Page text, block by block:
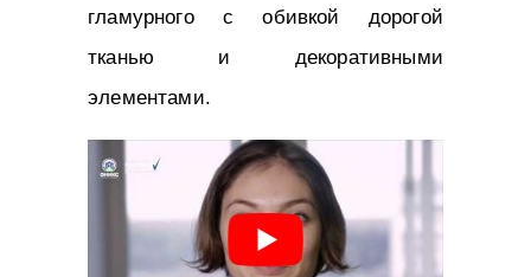
гламурного с обивкой дорогой
тканью и декоративными
элементами.